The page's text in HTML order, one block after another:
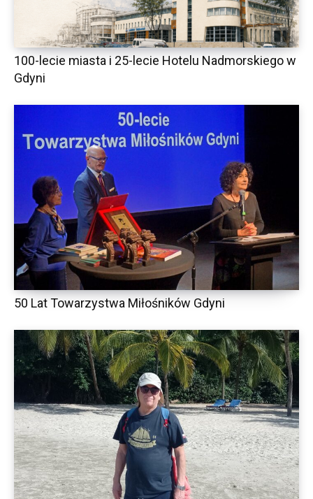
100-lecie miasta i 25-lecie Hotelu Nadmorskiego w
Gdyni
50 Lat Towarzystwa Miłośników Gdyni